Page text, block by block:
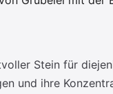
Stein für
und ihre